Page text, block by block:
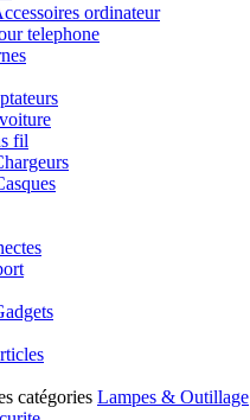
ordinateur
telephone
fil
catégories Lampes & Outillage